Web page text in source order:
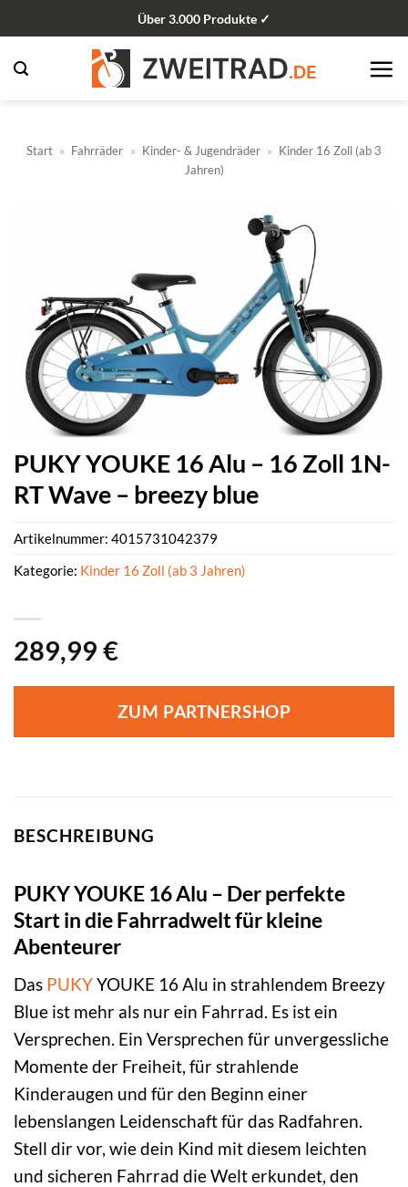
Inhalt
springen
Über 3.000 Produkte ✓
Start » Fahrräder » Kinder- & Jugendräder » Kinder 16 Zoll (ab 3
Jahren)
PUKY YOUKE 16 Alu – 16 Zoll 1N-
RT Wave – breezy blue
289,99 €
ZUM PARTNERSHOP
Artikelnummer: 4015731042379
Kategorie: Kinder 16 Zoll (ab 3 Jahren)
BESCHREIBUNG
PUKY YOUKE 16 Alu – Der perfekte
Start in die Fahrradwelt für kleine
Abenteurer
Das PUKYYOUKE 16 Alu in strahlendem Breezy
Blue ist mehr als nur ein Fahrrad. Es ist ein
Versprechen. Ein Versprechen für unvergessliche
Momente der Freiheit, für strahlende
Kinderaugen und für den Beginn einer
lebenslangen Leidenschaft für das Radfahren.
Stell dir vor, wie dein Kind mit diesem leichten
und sicheren Fahrrad die Welt erkundet, den